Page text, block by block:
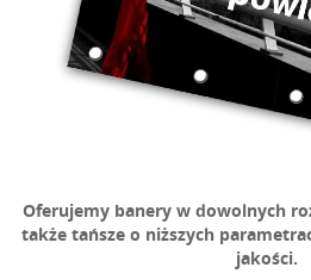
Oferujemy banery w dowolnych
także tańsze o niższych
jakości.